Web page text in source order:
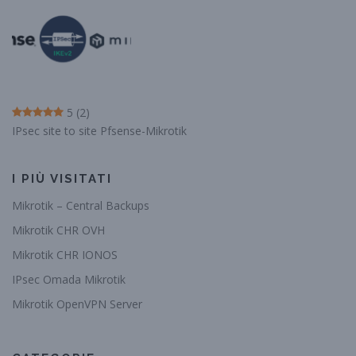
5 (2)
IPsec site to site Pfsense-Mikrotik
I PIÙ VISITATI
Mikrotik – Central Backups
Mikrotik CHR OVH
Mikrotik CHR IONOS
IPsec Omada Mikrotik
Mikrotik OpenVPN Server